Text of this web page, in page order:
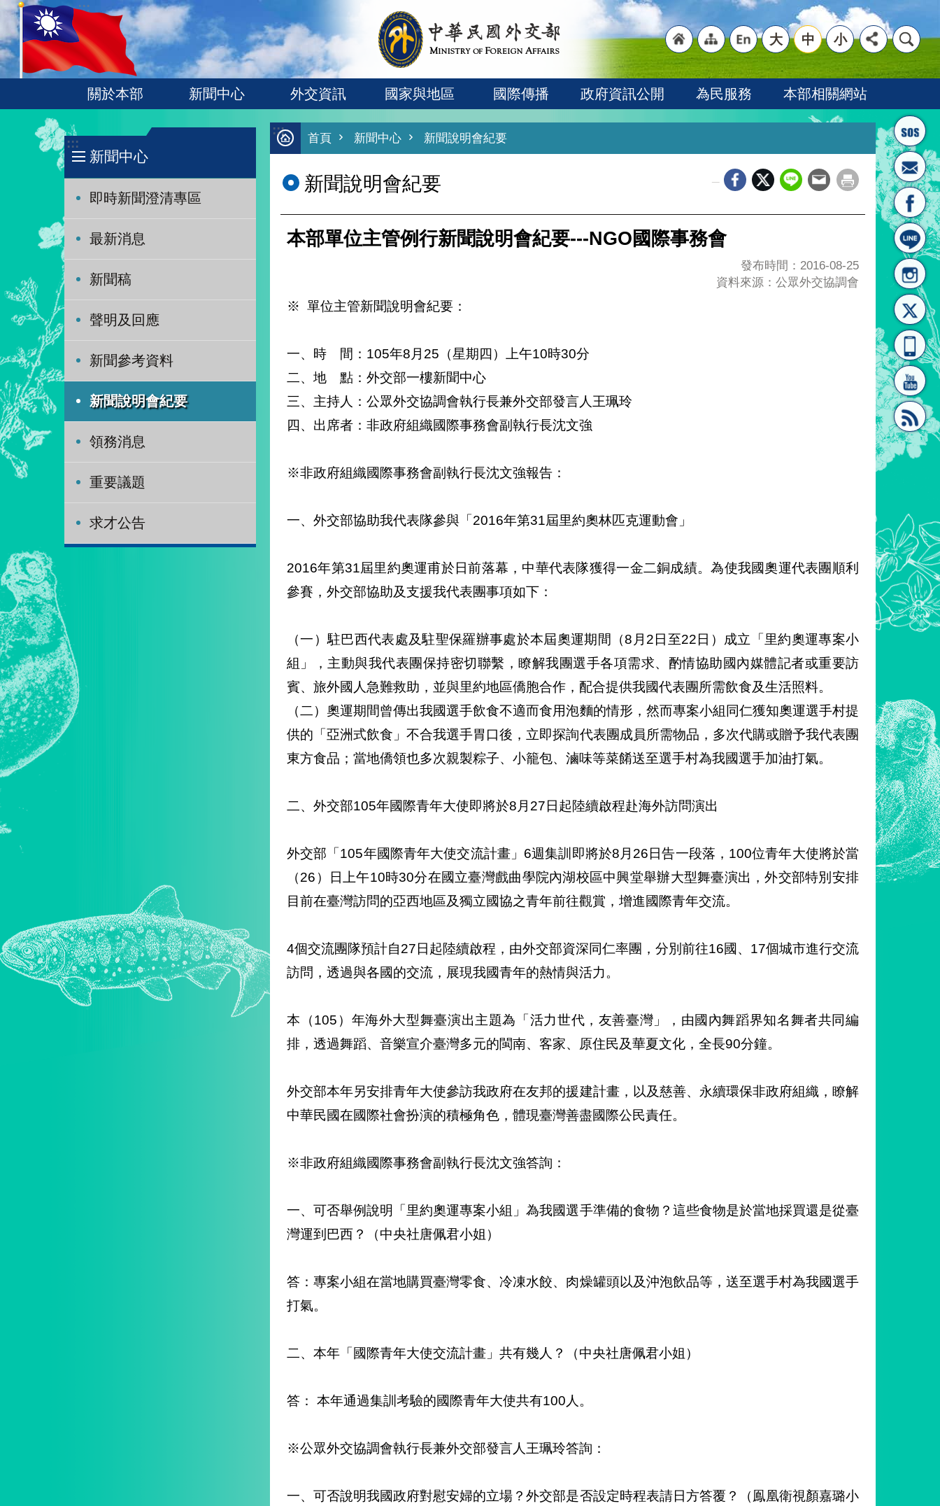
跳到主要內容區塊
:::
首頁
"網
站導
"英
文語
大 中 小
關於本部 新聞中心 外交資訊 國家與地區 國際傳播 政府資訊公開 為民服務 本部相關網站
:::
新聞中心
即時新聞澄清專區
最新消息
新聞稿
聲明及回應
新聞參考資料
新聞說明會紀要
領務消息
重要議題
求才公告
:::
首頁 新聞中心 新聞說明會紀要
新聞說明會紀要
本部單位主管例行新聞說明會紀要---NGO國際事務會
發布時間：2016-08-25
資料來源：公眾外交協調會
※ 單位主管新聞說明會紀要：
一、時 間：105年8月25（星期四）上午10時30分
二、地 點：外交部一樓新聞中心
三、主持人：公眾外交協調會執行長兼外交部發言人王珮玲
四、出席者：非政府組織國際事務會副執行長沈文強
※非政府組織國際事務會副執行長沈文強報告：
一、外交部協助我代表隊參與「2016年第31屆里約奧林匹克運動會」
2016年第31屆里約奧運甫於日前落幕，中華代表隊獲得一金二銅成績。為使我國奧運代表團順利
參賽，外交部協助及支援我代表團事項如下：
（一）駐巴西代表處及駐聖保羅辦事處於本屆奧運期間（8月2日至22日）成立「里約奧運專案小
組」，主動與我代表團保持密切聯繫，瞭解我團選手各項需求、酌情協助國內媒體記者或重要訪
賓、旅外國人急難救助，並與里約地區僑胞合作，配合提供我國代表團所需飲食及生活照料。
（二）奧運期間曾傳出我國選手飲食不適而食用泡麵的情形，然而專案小組同仁獲知奧運選手村提
供的「亞洲式飲食」不合我選手胃口後，立即探詢代表團成員所需物品，多次代購或贈予我代表團
東方食品；當地僑領也多次親製粽子、小籠包、滷味等菜餚送至選手村為我國選手加油打氣。
二、外交部105年國際青年大使即將於8月27日起陸續啟程赴海外訪問演出
外交部「105年國際青年大使交流計畫」6週集訓即將於8月26日告一段落，100位青年大使將於當
（26）日上午10時30分在國立臺灣戲曲學院內湖校區中興堂舉辦大型舞臺演出，外交部特別安排
目前在臺灣訪問的亞西地區及獨立國協之青年前往觀賞，增進國際青年交流。
4個交流團隊預計自27日起陸續啟程，由外交部資深同仁率團，分別前往16國、17個城市進行交流
訪問，透過與各國的交流，展現我國青年的熱情與活力。
本（105）年海外大型舞臺演出主題為「活力世代，友善臺灣」，由國內舞蹈界知名舞者共同編
排，透過舞蹈、音樂宣介臺灣多元的閩南、客家、原住民及華夏文化，全長90分鐘。
外交部本年另安排青年大使參訪我政府在友邦的援建計畫，以及慈善、永續環保非政府組織，瞭解
中華民國在國際社會扮演的積極角色，體現臺灣善盡國際公民責任。
※非政府組織國際事務會副執行長沈文強答詢：
一、可否舉例說明「里約奧運專案小組」為我國選手準備的食物？這些食物是於當地採買還是從臺
灣運到巴西？（中央社唐佩君小姐）
答：專案小組在當地購買臺灣零食、冷凍水餃、肉燥罐頭以及沖泡飲品等，送至選手村為我國選手
打氣。
二、本年「國際青年大使交流計畫」共有幾人？（中央社唐佩君小姐）
答： 本年通過集訓考驗的國際青年大使共有100人。
※公眾外交協調會執行長兼外交部發言人王珮玲答詢：
一、可否說明我國政府對慰安婦的立場？外交部是否設定時程表請日方答覆？（鳯凰衛視顏嘉璐小